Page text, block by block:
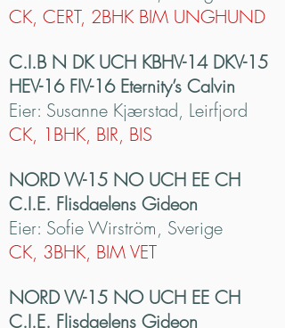
CK, CERT, 2BHK BIM UNGHUND
C.I.B N DK UCH KBHV-14 DKV-15
HEV-16 FIV-16 Eternity’s Calvin
Eier: Susanne Kjærstad, Leirfjord
CK, 1BHK, BIR, BIS
NORD VV-15 NO UCH EE CH
C.I.E. Flisdaelens Gideon
Eier: Sofie Wirström, Sverige
CK, 3BHK, BIM VET
NORD VV-15 NO UCH EE CH
C.I.E. Flisdaelens Gideon